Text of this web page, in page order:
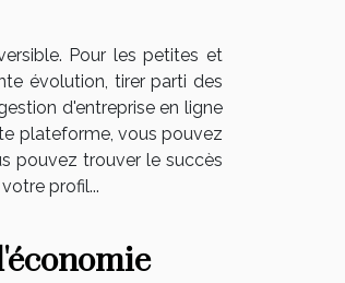
Pour les petites et
évolution, tirer parti des
d'entreprise en ligne
plateforme, vous pouvez
pouvez trouver le succès
profil...